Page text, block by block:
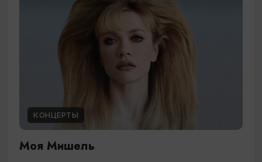
КОНЦЕРТЫ
Моя Мишель